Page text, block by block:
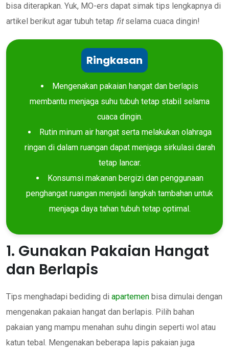
bisa diterapkan. Yuk, MO-ers dapat simak tips lengkapnya di
artikel berikut agar tubuh tetap fitselama cuaca dingin!
Ringkasan
Mengenakan pakaian hangat dan berlapis
membantu menjaga suhu tubuh tetap stabil selama
cuaca dingin.
Rutin minum air hangat serta melakukan olahraga
ringan di dalam ruangan dapat menjaga sirkulasi darah
tetap lancar.
Konsumsi makanan bergizi dan penggunaan
penghangat ruangan menjadi langkah tambahan untuk
menjaga daya tahan tubuh tetap optimal.
1. Gunakan Pakaian Hangat
dan Berlapis
Tips menghadapi bediding di apartemen bisa dimulai dengan
mengenakan pakaian hangat dan berlapis. Pilih bahan
pakaian yang mampu menahan suhu dingin seperti wol atau
katun tebal. Mengenakan beberapa lapis pakaian juga